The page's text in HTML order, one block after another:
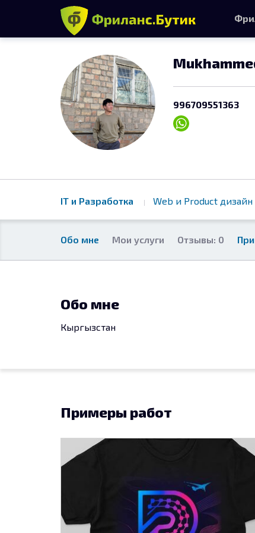
996709551363
IT и Разработка Web и Product дизайн
Обо мне Мои услуги Отзывы: 0
Обо мне
Кыргызстан
Примеры работ